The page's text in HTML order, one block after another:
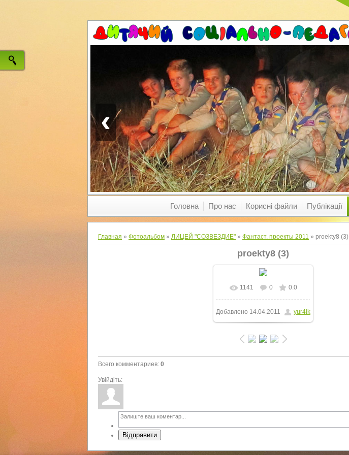
‹
Головна Про нас Корисні файли Публікації
Главная » Фотоальбом » ЛИЦЕЙ "СОЗВЕЗДИЕ" » Фантаст. проекты 2011 » proekty8 (3)
proekty8 (3)
В реальном размере
750x536/ 211.4Kb
1141 0 0.0
Добавлено 14.04.2011 yur4ik
Всего комментариев: 0
Увійдіть:
Відправити